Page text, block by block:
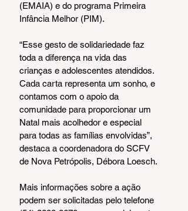
(EMAIA) e do programa Primeira
Infância Melhor (PIM).
“Esse gesto de solidariedade faz
toda a diferença na vida das
crianças e adolescentes atendidos.
Cada carta representa um sonho, e
contamos com o apoio da
comunidade para proporcionar um
Natal mais acolhedor e especial
para todas as famílias envolvidas”,
destaca a coordenadora do SCFV
de Nova Petrópolis, Débora Loesch.
Mais informações sobre a ação
podem ser solicitadas pelo telefone